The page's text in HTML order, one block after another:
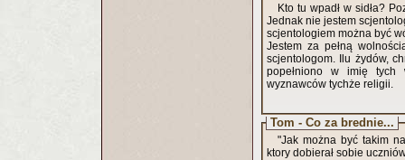
Kto tu wpadł w sidła?
Jednak nie jestem
scjentologiem można być
Jestem za pełną
scjentologom. Ilu żydów,
popełniono w imię tych
wyznawców tychże religii.
Tom - Co za brednie...
"Jak można być takim
ktory dobierał sobie